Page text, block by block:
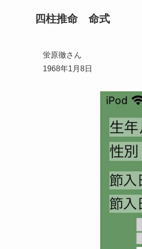
四柱推命 命式
蛍原徹さん
1968年1月8日